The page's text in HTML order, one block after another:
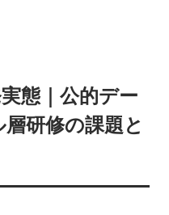
態｜公的デー
研修の課題と